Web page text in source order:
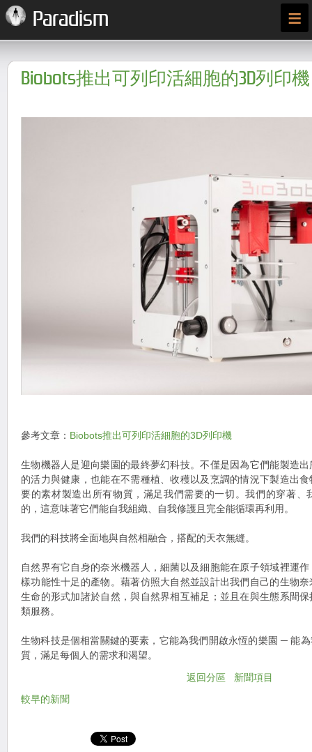
Paradism ≡
Biobots推出可列印活細胞的3D列印機
參考文章： Biobots推出可列印活細胞的3D列印機
生物機器人是迎向樂園的最終夢幻科技。不僅是因為它們能製造
的活力與健康，也能在不需種植、收穫以及烹調的情況下製造出
要的素材製造出所有物質，滿足我們需要的一切。我們的穿著、
的，這意味著它們能自我組織、自我修護且完全能循環再利用。
我們的科技將全面地與自然相融合，搭配的天衣無縫。
自然界有它自身的奈米機器人，細菌以及細胞能在原子領域裡運
樣功能性十足的產物。藉著仿照大自然並設計出我們自己的生物
生命的形式加諸於自然，與自然界相互補足；並且在與生態系間
類服務。
生物科技是個相當關鍵的要素，它能為我們開啟永恆的樂園 ─ 能
質，滿足每個人的需求和渴望。
返回分區
新聞項目
較早的新聞